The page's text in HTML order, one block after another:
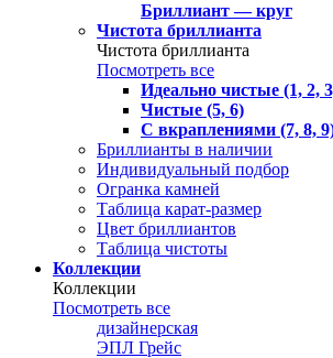
Бриллиант — круг
Чистота бриллианта
Чистота бриллианта
Посмотреть все
Идеально чистые (1, 2,
Чистые (5, 6)
С вкраплениями (7, 8,
Бриллианты в наличии
Индивидуальный подбор
Огранка камней
Таблица карат-размер
Цвет бриллиантов
Таблица чистоты
Коллекции
Коллекции
Посмотреть все
дизайнерская
ЭПЛ Грейс